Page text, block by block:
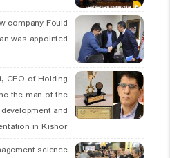
company Fould
was appointed
CEO of Holding
the man of the
and
in Kishor
science